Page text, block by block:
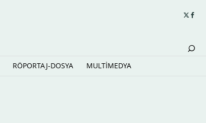
RÖPORTAJ-DOSYA MULTİMEDYA